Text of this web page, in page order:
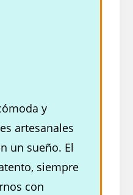
y
artesanales
un sueño. El
siempre
con